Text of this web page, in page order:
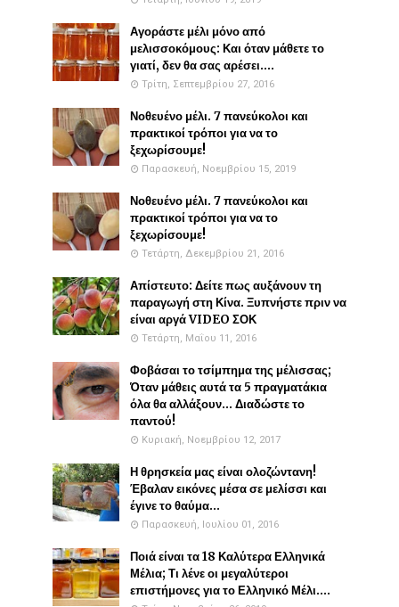
Αγοράστε μέλι μόνο από
μελισσοκόμους: Και όταν μάθετε το
γιατί, δεν θα σας αρέσει....
Τρίτη, Σεπτεμβρίου 27, 2016
Νοθευένο μέλι. 7 πανεύκολοι και
πρακτικοί τρόποι για να το
ξεχωρίσουμε!
Παρασκευή, Νοεμβρίου 15, 2019
Νοθευένο μέλι. 7 πανεύκολοι και
πρακτικοί τρόποι για να το
ξεχωρίσουμε!
Τετάρτη, Δεκεμβρίου 21, 2016
Απίστευτο: Δείτε πως αυξάνουν τη
παραγωγή στη Κίνα. Ξυπνήστε πριν να
είναι αργά VIDEO ΣΟΚ
Τετάρτη, Μαΐου 11, 2016
Φοβάσαι το τσίμπημα της μέλισσας;
Όταν μάθεις αυτά τα 5 πραγματάκια
όλα θα αλλάξουν... Διαδώστε το
παντού!
Κυριακή, Νοεμβρίου 12, 2017
Η θρησκεία μας είναι ολοζώντανη!
Έβαλαν εικόνες μέσα σε μελίσσι και
έγινε το θαύμα...
Παρασκευή, Ιουλίου 01, 2016
Ποιά είναι τα 18 Καλύτερα Ελληνικά
Μέλια; Τι λένε οι μεγαλύτεροι
επιστήμονες για το Ελληνικό Μέλι....